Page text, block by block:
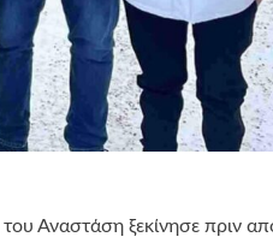
του Αναστάση ξεκίνησε πριν